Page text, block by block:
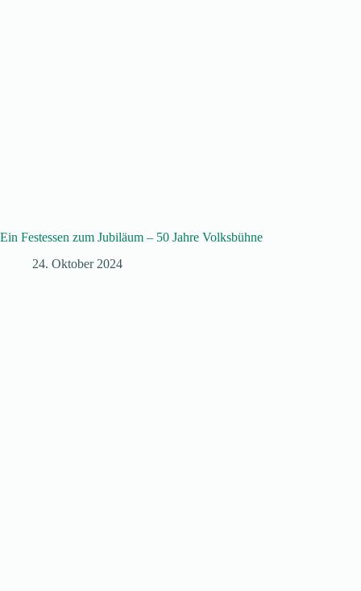
Ein Festessen zum Jubiläum – 50 Jahre Volksbühne
24. Oktober 2024